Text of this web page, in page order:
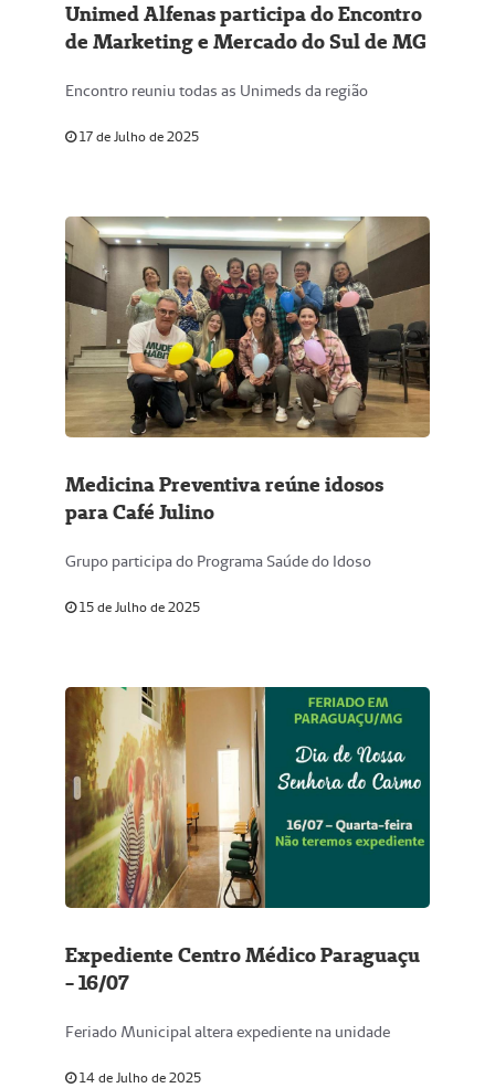
Unimed Alfenas participa do Encontro
de Marketing e Mercado do Sul de MG
Encontro reuniu todas as Unimeds da região
17 de Julho de 2025
Medicina Preventiva reúne idosos
para Café Julino
Grupo participa do Programa Saúde do Idoso
15 de Julho de 2025
Expediente Centro Médico Paraguaçu
- 16/07
Feriado Municipal altera expediente na unidade
14 de Julho de 2025